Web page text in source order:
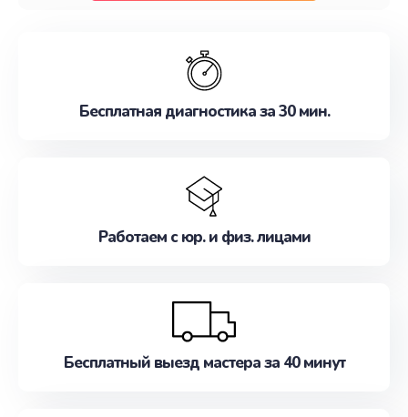
наилучшим образом. Не медлите записаться на
Бесплатная диагностика за 30 мин.
Работаем с юр. и физ. лицами
Бесплатный выезд мастера за 40 минут